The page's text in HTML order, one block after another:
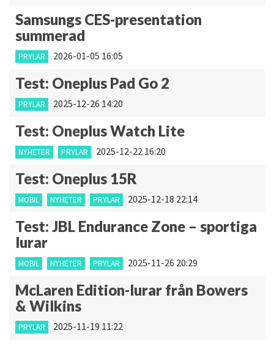
Samsungs CES-presentation
summerad
PRYLAR 2026-01-05 16:05
Test: Oneplus Pad Go 2
PRYLAR 2025-12-26 14:20
Test: Oneplus Watch Lite
NYHETER PRYLAR 2025-12-22 16:20
Test: Oneplus 15R
MOBIL NYHETER PRYLAR 2025-12-18 22:14
Test: JBL Endurance Zone – sportiga
lurar
MOBIL NYHETER PRYLAR 2025-11-26 20:29
McLaren Edition-lurar från Bowers
& Wilkins
PRYLAR 2025-11-19 11:22